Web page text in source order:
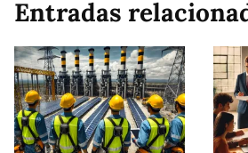
Entradas